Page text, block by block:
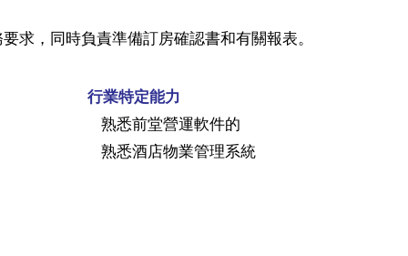
求，同時負責準備訂房確認書和有關報表。
行業特定能力
熟悉前堂營運軟件的
熟悉酒店物業管理系統